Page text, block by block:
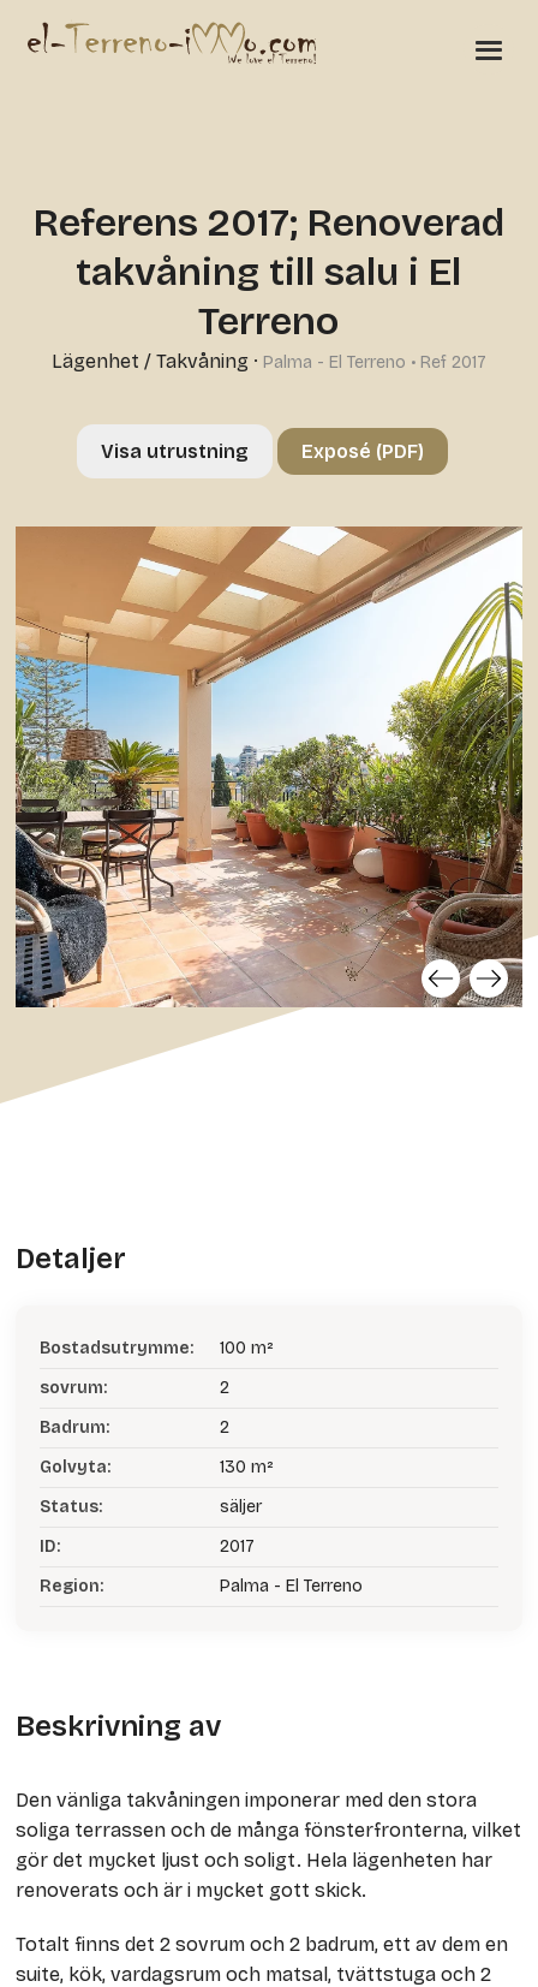
Referens 2017; Renoverad
takvåning till salu i El
Terreno
Lägenhet / Takvåning· Palma - El Terreno • Ref 2017
Visa utrustning Exposé (PDF)
Detaljer
Bostadsutrymme:
100 m²
sovrum:
2
Badrum:
2
Golvyta:
130 m²
Status:
säljer
ID:
2017
Region:
Palma - El Terreno
Beskrivning av
Den vänliga takvåningen imponerar med den stora
soliga terrassen och de många fönsterfronterna, vilket
gör det mycket ljust och soligt. Hela lägenheten har
renoverats och är i mycket gott skick.
Totalt finns det 2 sovrum och 2 badrum, ett av dem en
suite, kök, vardagsrum och matsal, tvättstuga och 2